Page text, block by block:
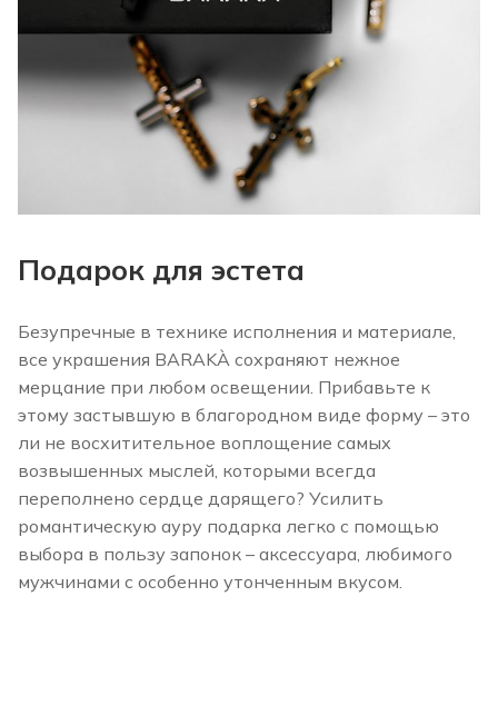
Подарок для эстета
Безупречные в технике исполнения и материале,
все украшения BARAKÀ сохраняют нежное
мерцание при любом освещении. Прибавьте к
этому застывшую в благородном виде форму – это
ли не восхитительное воплощение самых
возвышенных мыслей, которыми всегда
переполнено сердце дарящего? Усилить
романтическую ауру подарка легко с помощью
выбора в пользу запонок – аксессуара, любимого
мужчинами с особенно утонченным вкусом.